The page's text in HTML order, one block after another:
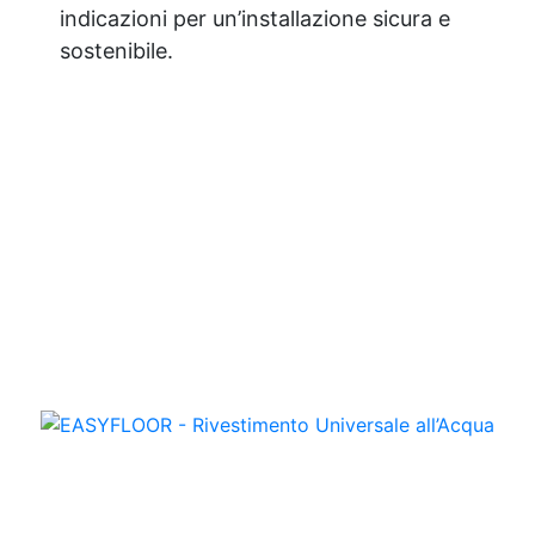
indicazioni per un’installazione sicura e
sostenibile.